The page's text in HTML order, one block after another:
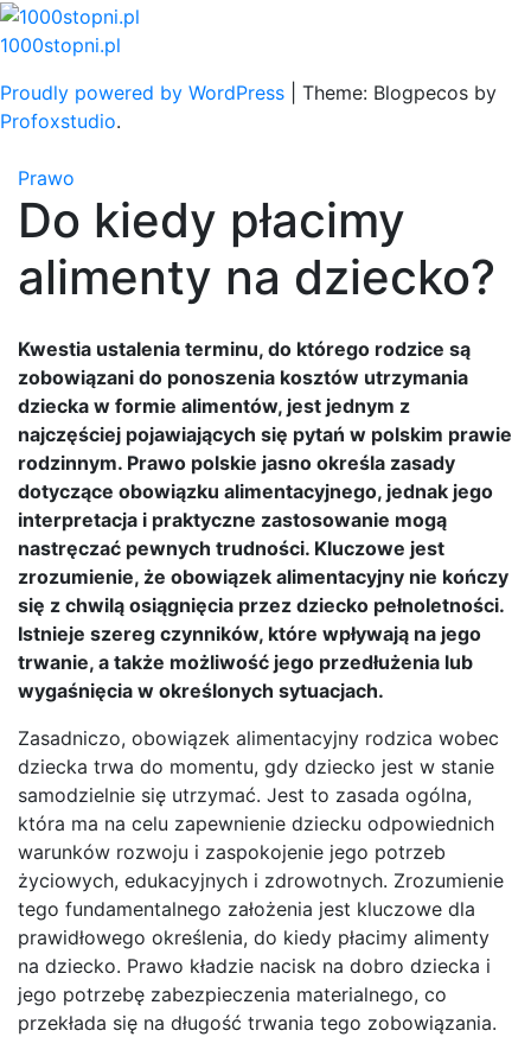
Skip
to
1000stopni.pl
Proudly powered by WordPress
Theme: Blogpecos by
Profoxstudio.
Prawo
Do kiedy płacimy
alimenty na dziecko?
Kwestia ustalenia terminu, do którego rodzice są
zobowiązani do ponoszenia kosztów utrzymania
dziecka w formie alimentów, jest jednym z
najczęściej pojawiających się pytań w polskim prawie
rodzinnym. Prawo polskie jasno określa zasady
dotyczące obowiązku alimentacyjnego, jednak jego
interpretacja i praktyczne zastosowanie mogą
nastręczać pewnych trudności. Kluczowe jest
zrozumienie, że obowiązek alimentacyjny nie kończy
się z chwilą osiągnięcia przez dziecko pełnoletności.
Istnieje szereg czynników, które wpływają na jego
trwanie, a także możliwość jego przedłużenia lub
wygaśnięcia w określonych sytuacjach.
Zasadniczo, obowiązek alimentacyjny rodzica wobec
dziecka trwa do momentu, gdy dziecko jest w stanie
samodzielnie się utrzymać. Jest to zasada ogólna,
która ma na celu zapewnienie dziecku odpowiednich
warunków rozwoju i zaspokojenie jego potrzeb
życiowych, edukacyjnych i zdrowotnych. Zrozumienie
tego fundamentalnego założenia jest kluczowe dla
prawidłowego określenia, do kiedy płacimy alimenty
na dziecko. Prawo kładzie nacisk na dobro dziecka i
jego potrzebę zabezpieczenia materialnego, co
przekłada się na długość trwania tego zobowiązania.